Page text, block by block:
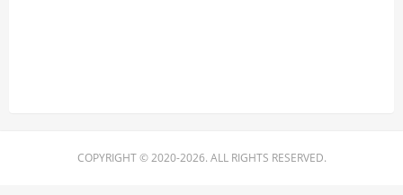
COPYRIGHT © 2020-2026. ALL RIGHTS RESERVED.